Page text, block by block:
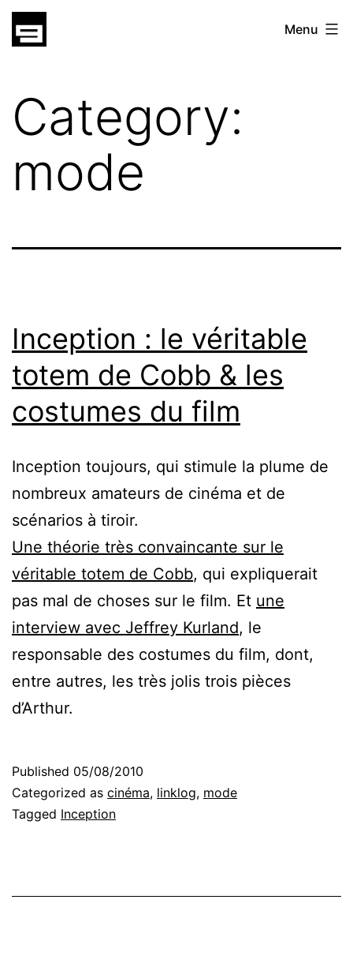
Skip
gatsu
Menu
Category:
mode
Inception : le véritable
totem de Cobb & les
costumes du film
Inception toujours, qui stimule la plume de
nombreux amateurs de cinéma et de
scénarios à tiroir.
Une théorie très convaincante sur le
véritable totem de Cobb, qui expliquerait
pas mal de choses sur le film. Et une
interview avec Jeffrey Kurland, le
responsable des costumes du film, dont,
entre autres, les très jolis trois pièces
d’Arthur.
Published 05/08/2010
Categorized as cinéma, linklog, mode
Tagged Inception